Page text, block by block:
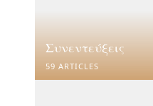
Συνεντεύξεις
59 ARTICLES